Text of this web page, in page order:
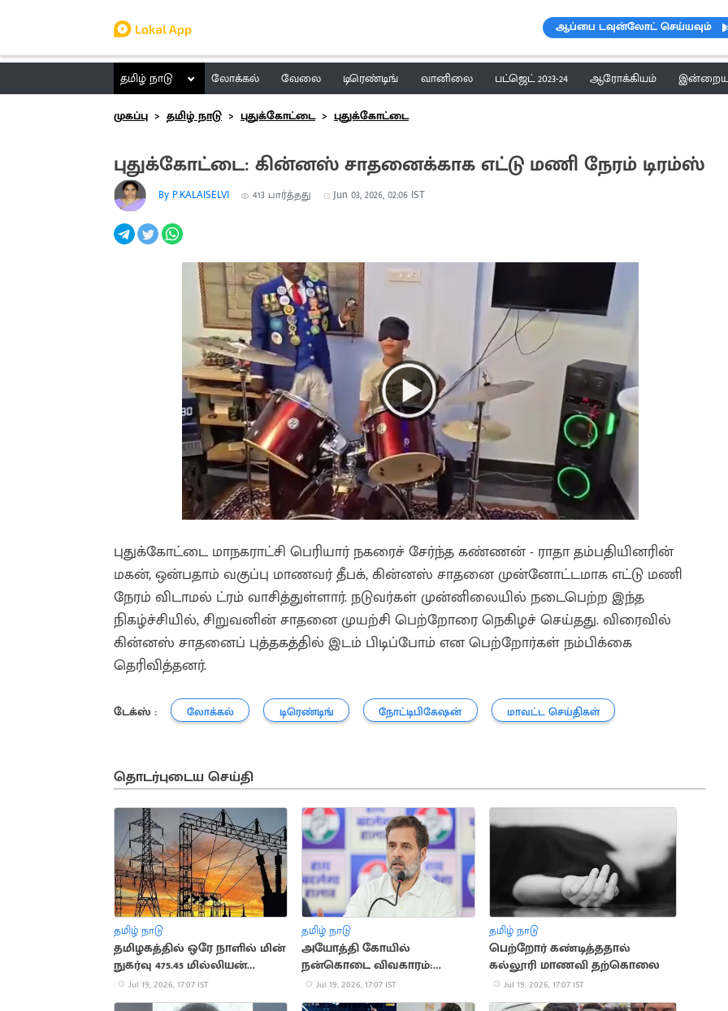
ஆப்பை டவுன்லோட் செய்யவும்
தமிழ் நாடு லோக்கல் வேலை டிரெண்டிங் வானிலை பட்ஜெட் 2023-24 ஆரோக்கியம் இன்றைய
முகப்பு
தமிழ் நாடு புதுக்கோட்டை புதுக்கோட்டை
புதுக்கோட்டை: கின்னஸ் சாதனைக்காக எட்டு மணி நேரம் டிரம்ஸ்
By P.KALAISELVI 413 பார்த்தது Jun 03, 2026, 02:06 IST
புதுக்கோட்டை மாநகராட்சி பெரியார் நகரைச் சேர்ந்த கண்ணன் - ராதா தம்பதியினரின்
மகன், ஒன்பதாம் வகுப்பு மாணவர் தீபக், கின்னஸ் சாதனை முன்னோட்டமாக எட்டு மணி
நேரம் விடாமல் ட்ரம் வாசித்துள்ளார். நடுவர்கள் முன்னிலையில் நடைபெற்ற இந்த
நிகழ்ச்சியில், சிறுவனின் சாதனை முயற்சி பெற்றோரை நெகிழச் செய்தது. விரைவில்
கின்னஸ் சாதனைப் புத்தகத்தில் இடம் பிடிப்போம் என பெற்றோர்கள் நம்பிக்கை
தெரிவித்தனர்.
டேக்ஸ் : லோக்கல் டிரெண்டிங் நோட்டிபிகேஷன் மாவட்ட செய்திகள்
தொடர்புடைய செய்தி
தமிழ் நாடு
தமிழகத்தில் ஒரே நாளில் மின்
நுகர்வு 475.45 மில்லியன்
யூனிட்டாகப் பதிவு
Jul 19, 2026, 17:07 IST
தமிழ் நாடு
அயோத்தி கோயில்
நன்கொடை விவகாரம்:
பிரதமருக்கு ராகுல் காந்தி
கடிதம்
Jul 19, 2026, 17:07 IST
தமிழ் நாடு
பெற்றோர் கண்டித்ததால்
கல்லூரி மாணவி தற்கொலை
Jul 19, 2026, 17:07 IST